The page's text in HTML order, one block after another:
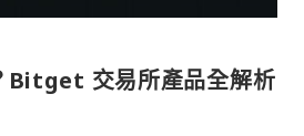
交易所產品全解析